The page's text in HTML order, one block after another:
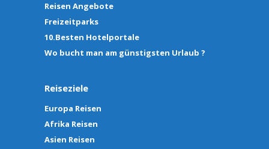
Reisen Angebote
Freizeitparks
10.Besten Hotelportale
Wo bucht man am günstigsten Urlaub ?
Reiseziele
Europa Reisen
Afrika Reisen
Asien Reisen